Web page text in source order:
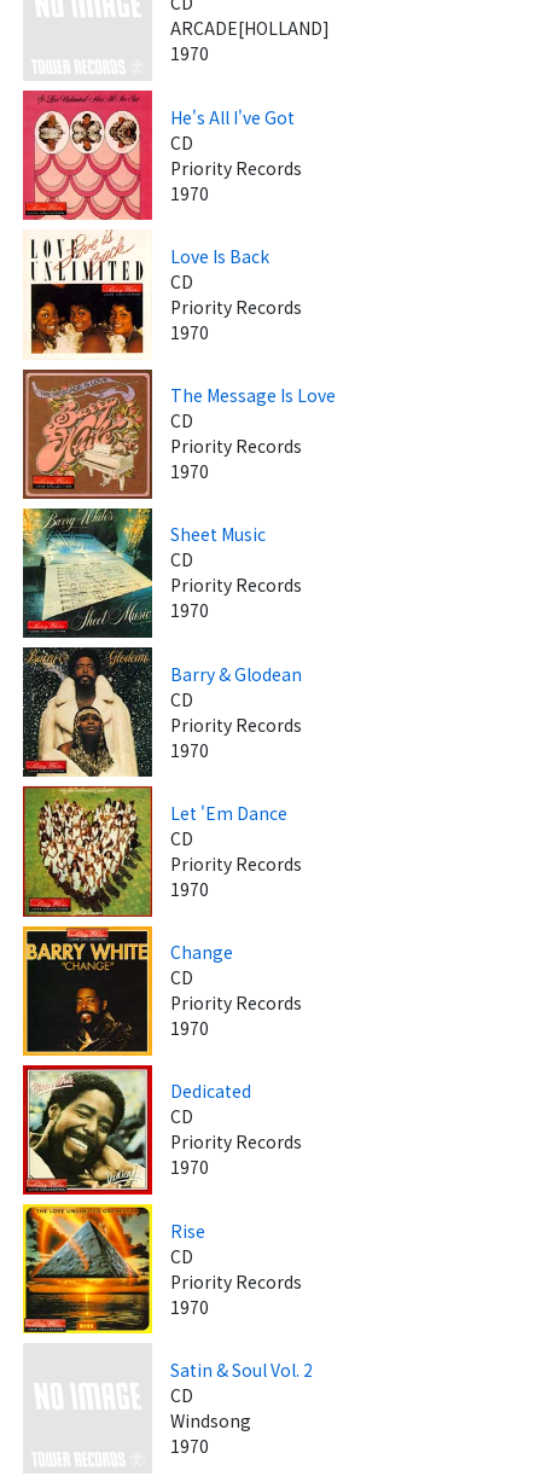
ARCADE[HOLLAND]
1970
He's All I've Got
CD
Priority Records
1970
Love Is Back
CD
Priority Records
1970
The Message Is Love
CD
Priority Records
1970
Sheet Music
CD
Priority Records
1970
Barry & Glodean
CD
Priority Records
1970
Let 'Em Dance
CD
Priority Records
1970
Change
CD
Priority Records
1970
Dedicated
CD
Priority Records
1970
Rise
CD
Priority Records
1970
Satin & Soul Vol. 2
CD
Windsong
1970